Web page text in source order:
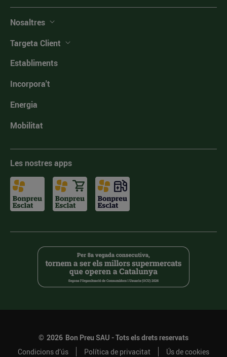
Nosaltres
Targeta Client
Establiments
Incorpora't
Energia
Mobilitat
Les nostres apps
© 2026 Bon Preu SAU - Tots els drets reservats
Condicions d’ús
Política de privacitat Ús de cookies